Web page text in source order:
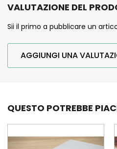
VALUTAZIONE DEL
Sii il primo a pubblicare un
AGGIUNGI UNA
QUESTO POTREBBE